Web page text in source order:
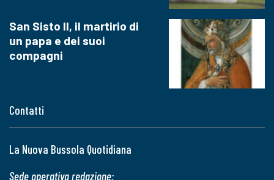
Contatti
La Nuova Bussola Quotidiana
Sede operativa redazione:
San Sisto II, il martirio di
un papa e dei suoi
compagni